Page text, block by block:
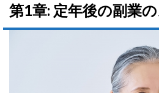
第1章: 定年後の副業